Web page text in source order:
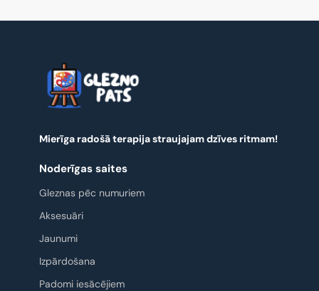
Mierīga radošā terapija straujajam dzīves ritmam!
Noderīgas saites
Gleznas pēc numuriem
Aksesuāri
Jaunumi
Izpārdošana
Padomi iesācējiem